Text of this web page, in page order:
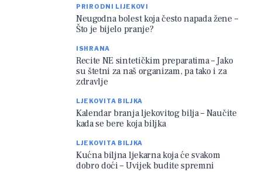
PRIRODNI LIJEKOVI
Neugodna bolest koja često napada žene –
Što je bijelo pranje?
ISHRANA
Recite NE sintetičkim preparatima – Jako
su štetni za naš organizam, pa tako i za
zdravlje
LJEKOVITA BILJKA
Kalendar branja ljekovitog bilja – Naučite
kada se bere koja biljka
LJEKOVITA BILJKA
Kućna biljna ljekarna koja će svakom
dobro doći – Uvijek budite spremni